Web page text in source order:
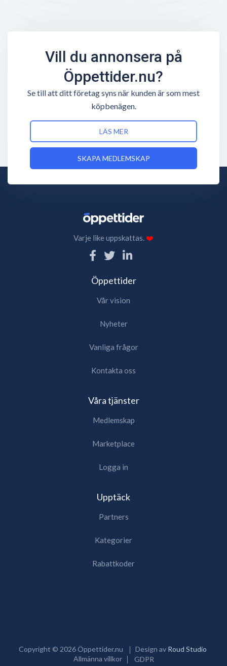
Vill du annonsera på
Öppettider.nu?
Se till att ditt företag syns när kunden är som mest
köpbenägen.
LÄS MER
SKAPA MEDLEMSKAP
Varje like uppskattas.❤️
Öppettider
Vår vision
Nyheter
Vanliga frågor
Kontakta oss
Våra tjänster
Medlemskap
Marketplace
Logga in
Upptäck
Partners
Kategorier
Rabattkoder
Copyright © 2026Öppettider.nu Design av Roud Studio
Allmänna villkor
GDPR